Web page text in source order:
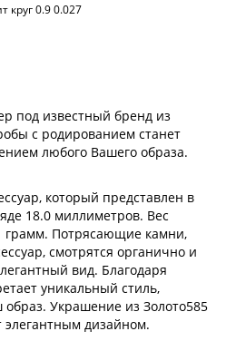
круг 0.9 0.027
под известный бренд из
с родированием станет
любого Вашего образа.
который представлен в
18.0 миллиметров. Вес
грамм. Потрясающие камни,
смотрятся органично и
вид. Благодаря
уникальный стиль,
Украшение из Золото585
дизайном.